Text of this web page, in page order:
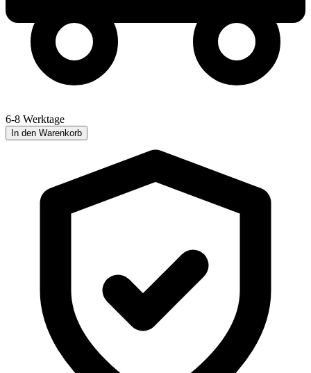
6-8 Werktage
In den Warenkorb